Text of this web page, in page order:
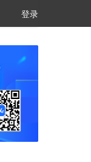
登录